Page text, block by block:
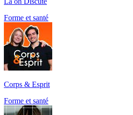
Forme et santé
Corps & Esprit
Forme et santé